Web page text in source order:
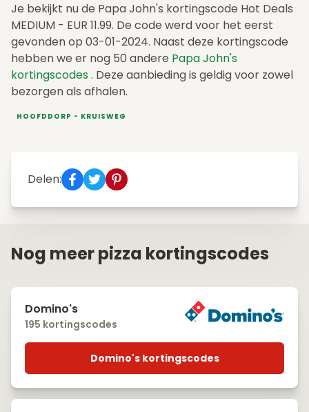
Je bekijkt nu de Papa John's kortingscode Hot Deals
MEDIUM - EUR 11.99. De code werd voor het eerst
gevonden op 03-01-2024. Naast deze kortingscode
hebben we er nog 50 andere Papa John's
kortingscodes . Deze aanbieding is geldig voor zowel
bezorgen als afhalen.
HOOFDDORP - KRUISWEG
Delen:
Nog meer pizza kortingscodes
Domino's
195 kortingscodes
Domino's kortingscodes